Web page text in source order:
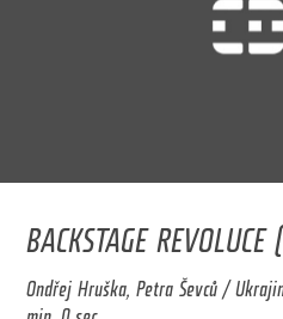
BACKSTAGE
Ondřej Hruška, Petra Ševců /